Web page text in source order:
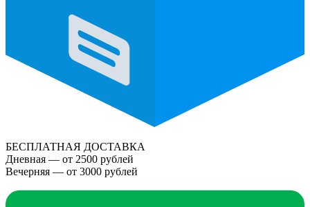
БЕСПЛАТНАЯ ДОСТАВКА
Дневная — от 2500 рублей
Вечерняя — от 3000 рублей